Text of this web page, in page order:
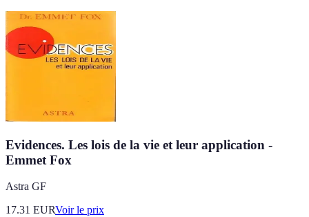
Evidences. Les lois de la vie et leur application -
Emmet Fox
Astra GF
17.31 EURVoir le prix